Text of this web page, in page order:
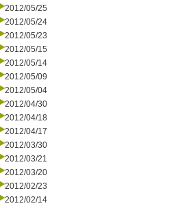
2012/05/25
2012/05/24
2012/05/23
2012/05/15
2012/05/14
2012/05/09
2012/05/04
2012/04/30
2012/04/18
2012/04/17
2012/03/30
2012/03/21
2012/03/20
2012/02/23
2012/02/14